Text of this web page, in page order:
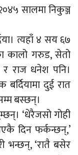
सालमा निकुञ्ज
त्यहाँ ४ सय ६७
कालो गरुड, सेतो
राज धनेश पनि।
दुई रात
बस्छन्।
‘धेरैजसो गोही
दिन फर्कन्छन्,’
भन्छन्, ‘रातै बसेर